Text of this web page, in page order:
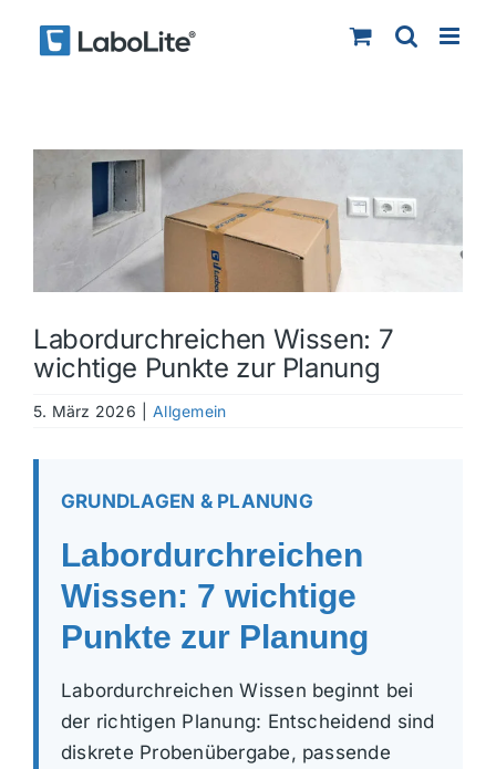
springen
grösseres
Labordurchreichen Wissen: 7
wichtige Punkte zur Planung
5. März 2026 Allgemein
GRUNDLAGEN & PLANUNG
Labordurchreichen
Wissen: 7 wichtige
Punkte zur Planung
Labordurchreichen Wissen beginnt bei
der richtigen Planung: Entscheidend sind
diskrete Probenübergabe, passende